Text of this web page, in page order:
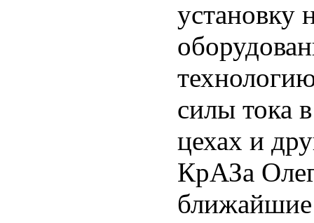
установку
силы тока
цехах и
КрАЗа
ближайшие